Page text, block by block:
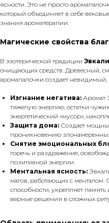
ясности. Это не просто
который объединяет в себе
знания ароматерапии.
Магические свойства
В эзотерической традиции
очищающих средств. Древесный,
аромапалочки создает
Изгнание негатива: Аромат
тяжелую энергию, остатки
энергетический «мусор»,
Защита дома: Создает
проникновению
Снятие эмоциональных
горечь и раздражение,
позитивной энергии.
Ментальная ясность:
магов, работающих с менталом.
способности, укрепляет
верные решения в сложных